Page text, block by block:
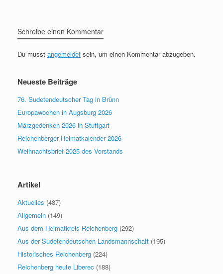
Schreibe einen Kommentar
Du musst angemeldet sein, um einen Kommentar abzugeben.
Neueste Beiträge
76. Sudetendeutscher Tag in Brünn
Europawochen in Augsburg 2026
Märzgedenken 2026 in Stuttgart
Reichenberger Heimatkalender 2026
Weihnachtsbrief 2025 des Vorstands
Artikel
Aktuelles (487)
Allgemein (149)
Aus dem Heimatkreis Reichenberg (292)
Aus der Sudetendeutschen Landsmannschaft (195)
Historisches Reichenberg (224)
Reichenberg heute Liberec (188)